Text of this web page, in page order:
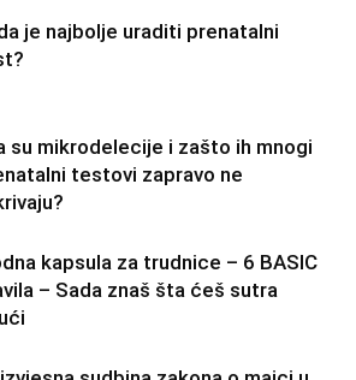
je najbolje uraditi prenatalni
su mikrodelecije i zašto ih mnogi
testovi zapravo ne
kapsula za trudnice – 6 BASIC
– Sada znaš šta ćeš sutra